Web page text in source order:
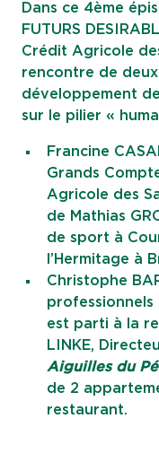
Dans ce 4ème
FUTURS
Crédit Agricole
rencontre de
développement
sur le pilier «
Francine
Grands
Agricole des
de Mathias
de sport à
l’Hermitage à
Christophe
professionnels
est parti à la
LINKE,
Aiguilles du
de 2
restaurant.